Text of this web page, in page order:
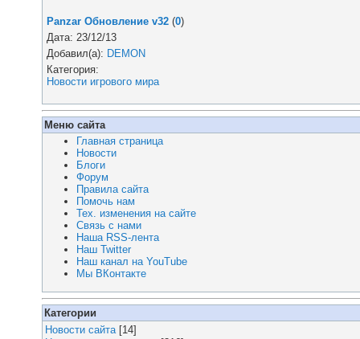
Panzar Обновление v32 (0)
Дата: 23/12/13
Добавил(а): DEMON
Категория:
Новости игрового мира
Меню сайта
Главная страница
Новости
Блоги
Форум
Правила сайта
Помочь нам
Тех. изменения на сайте
Связь с нами
Наша RSS-лента
Наш Twitter
Наш канал на YouTube
Мы ВКонтакте
Категории
Новости сайта [14]